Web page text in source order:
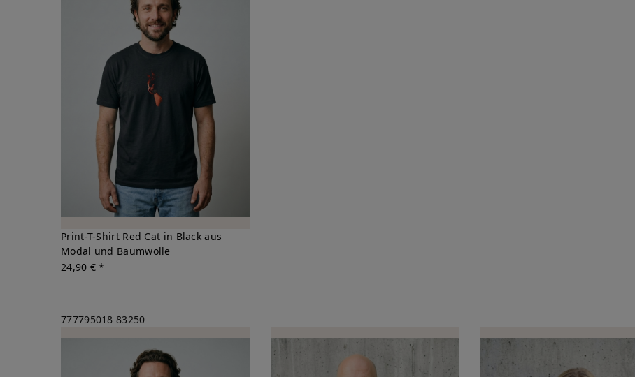
Print-T-Shirt Red Cat in Black aus
Modal und Baumwolle
24,90 € *
777795018 83250